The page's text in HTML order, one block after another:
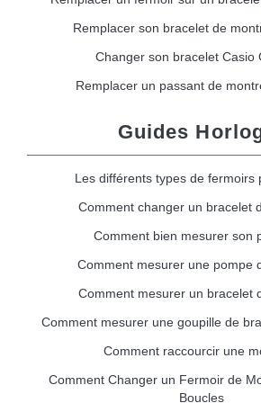
Remplacer son bracelet de
Changer son bracelet Casio
Remplacer un passant de
Guides
Les différents types de fermoirs
Comment changer un bracelet
Comment bien mesurer son
Comment mesurer une pompe
Comment mesurer un bracelet
Comment mesurer une goupille de
Comment raccourcir une
Comment Changer un Fermoir de
Boucles